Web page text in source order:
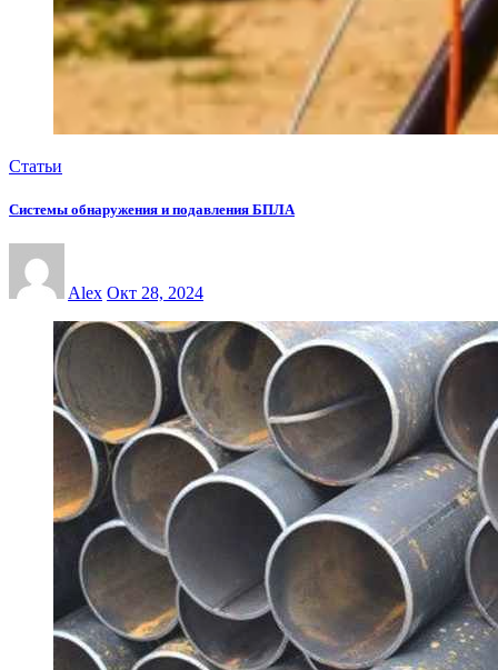
Статьи
Системы обнаружения и подавления БПЛА
Alex Окт 28, 2024